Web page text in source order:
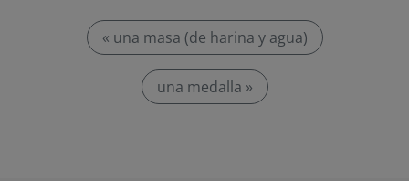
« una masa (de harina y agua)
una medalla »